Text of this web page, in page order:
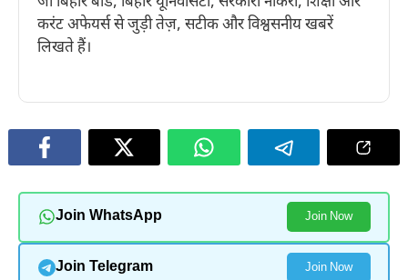
करंट अफेयर्स से जुड़ी तेज़, सटीक और विश्वसनीय खबरें
लिखते हैं।
Join WhatsApp Join Now
Join Telegram Join Now